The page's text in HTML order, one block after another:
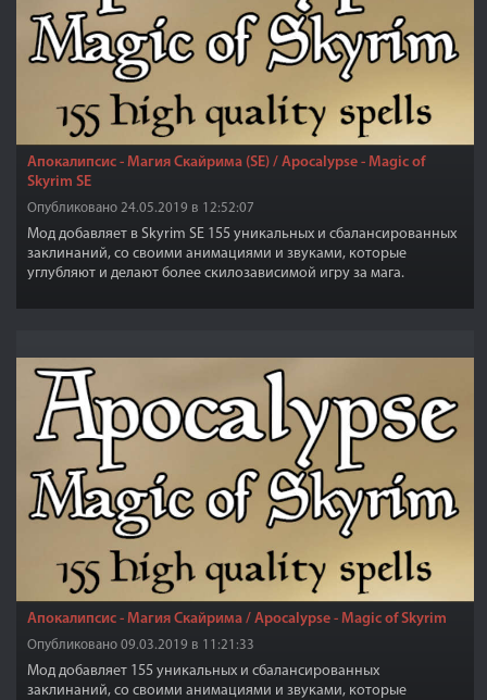
Апокалипсис - Магия Скайрима (SE) / Apocalypse - Magic of
Skyrim SE
Опубликовано 24.05.2019 в 12:52:07
Мод добавляет в Skyrim SE 155 уникальных и сбалансированных
заклинаний, со своими анимациями и звуками, которые
углубляют и делают более скилозависимой игру за мага.
Апокалипсис - Магия Скайрима / Apocalypse - Magic of Skyrim
Опубликовано 09.03.2019 в 11:21:33
Мод добавляет 155 уникальных и сбалансированных
заклинаний, со своими анимациями и звуками, которые